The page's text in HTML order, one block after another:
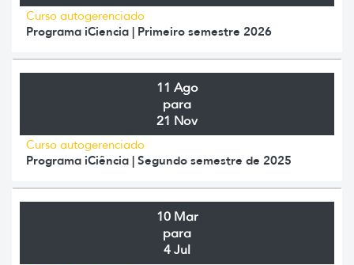
Curso autogerenciado
Programa iCiencia | Primeiro semestre 2026
11 Ago
para
21 Nov
Curso autogerenciado
Programa iCiência | Segundo semestre de 2025
10 Mar
para
4 Jul